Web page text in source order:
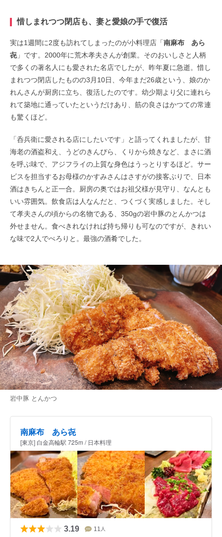
惜しまれつつ閉店も、妻と愛娘の手で復活
実は1週間に2度も訪れてしまったのが小料理店「南麻布 あら
㐂」です。2000年に荒木孝夫さんが創業。そのおいしさと人柄
で多くの著名人にも愛された名店でしたが、昨年夏に急逝。惜し
まれつつ閉店したものの3月10日、今年まだ26歳という、娘のか
れんさんが厨房に立ち、復活したのです。幼少期より父に連れら
れて築地に通っていたというだけあり、筋の良さはかつての常連
も驚くほど。
「呑兵衛に愛される店にしたいです」と語ってくれましたが、甘
海老の酒盗和え、うどのきんぴら、くりから焼きなど、まさに酒
を呼ぶ味で、アジフライの上質な身色はうっとりするほど。サー
ビスを担当するお母様のかすみさんはさすがの接客ぶりで、日本
酒はきちんと正一合。厨房の奥ではお祖父様が見守り、なんとも
いい雰囲気。飲食店は人なんだと、つくづく実感しました。そし
て孝夫さんの頃からの名物である、350gの岩中豚のとんかつは
外せません。食べきれなければ持ち帰りも可なのですが、きれい
な味で2人でぺろりと。最強の酒肴でした。
岩中豚 とんかつ
南麻布 あら㐂
[東京] 白金高輪駅 725m / 日本料理
3.19 11 人